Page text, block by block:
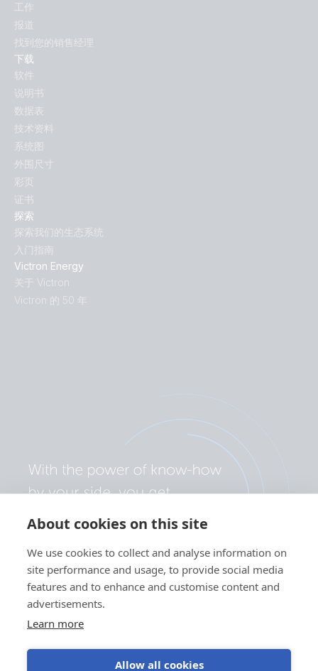
About cookies on this site
We use cookies to collect and analyse information on
site performance and usage, to provide social media
features and to enhance and customise content and
advertisements.
Learn more
Allow all cookies
探索
探索我们的生态系统
入门指南
Victron Energy
关于 Victron
Victron 的 50 年
下载
软件
说明书
数据表
技术资料
系统图
外围尺寸
彩页
证书
工作
报道
找到您的销售经理